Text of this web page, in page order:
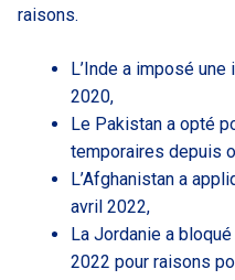
raisons.
L’Inde a imposé
2020,
Le Pakistan a opté
temporaires depuis
L’Afghanistan a
avril 2022,
La Jordanie a
2022 pour raisons